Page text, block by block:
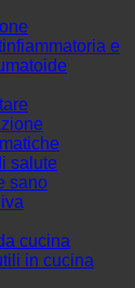
e
salute
sano
cucina
in cucina